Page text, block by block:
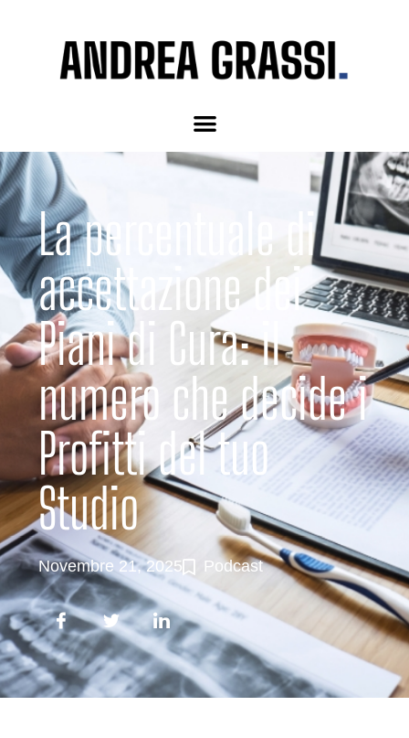
La percentuale di
accettazione dei
Piani di Cura: il
numero che decide i
Profitti del tuo
Studio
Novembre 21, 2025 Podcast